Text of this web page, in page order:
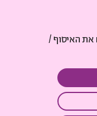
את האיסוף /